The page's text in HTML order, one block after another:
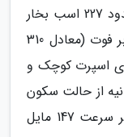
حجم دقیق 1.998 سی سی نیرویی در حدود 227 اسب بخار
و حداکثر گشتاوری در حدود 228 پاوند بر فوت (معادل 310
اسپرت کوچک و
را در زمانی در حدود 6 ثانیه از حالت سکون
به سرعت 100 کیلومتر در ساعت و حداکثر سرعت 147 مایل